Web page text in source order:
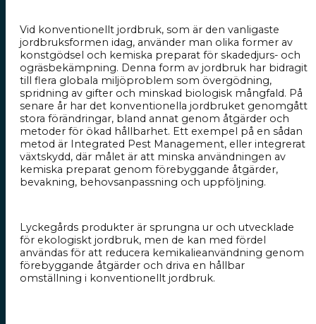
Vid konventionellt jordbruk, som är den vanligaste
jordbruksformen idag, använder man olika former av
konstgödsel och kemiska preparat för skadedjurs- och
ogräsbekämpning. Denna form av jordbruk har bidragit
till flera globala miljöproblem som övergödning,
spridning av gifter och minskad biologisk mångfald. På
senare år har det konventionella jordbruket genomgått
stora förändringar, bland annat genom åtgärder och
metoder för ökad hållbarhet. Ett exempel på en sådan
metod är Integrated Pest Management, eller integrerat
växtskydd, där målet är att minska användningen av
kemiska preparat genom förebyggande åtgärder,
bevakning, behovsanpassning och uppföljning.
Lyckegårds produkter är sprungna ur och utvecklade
för ekologiskt jordbruk, men de kan med fördel
användas för att reducera kemikalieanvändning genom
förebyggande åtgärder och driva en hållbar
omställning i konventionellt jordbruk.